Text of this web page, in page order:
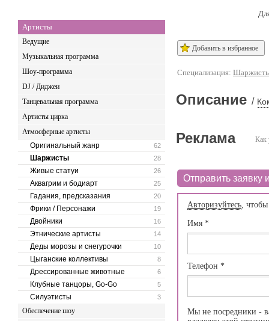
Артисты
Ведущие
Музыкальная программа
Шоу-программа
DJ / Диджеи
Танцевальная программа
Артисты цирка
Атмосферные артисты
62
Оригинальный жанр
28
Шаржисты
26
Живые статуи
25
Аквагрим и бодиарт
20
Гадания, предсказания
19
Фрики / Персонажи
16
Двойники
14
Этнические артисты
10
Деды морозы и снегурочки
8
Цыганские коллективы
6
Дрессированные животные
5
Клубные танцоры, Go-Go
3
Силуэтисты
Обеспечение шоу
Добавить в избранное
Специализация:
Описание /
Как
Реклама
Отправить заявку
Авторизуйтесь,
Имя *
Телефон *
Мы не посредники -